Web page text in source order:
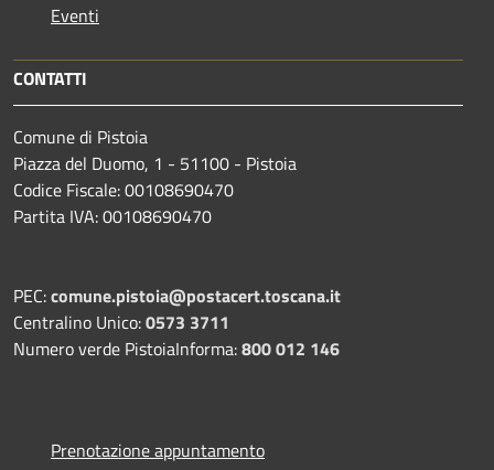
Eventi
CONTATTI
Comune di Pistoia
Piazza del Duomo, 1 - 51100 - Pistoia
Codice Fiscale: 00108690470
Partita IVA: 00108690470
PEC:comune.pistoia@postacert.toscana.it
Centralino Unico:0573 3711
Numero verde PistoiaInforma:800 012 146
Prenotazione appuntamento